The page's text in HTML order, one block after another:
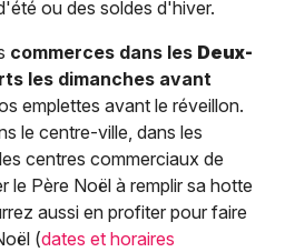
ou des soldes d'hiver.
commerces dans les Deux-
les dimanches avant
emplettes avant le réveillon.
le centre-ville, dans les
centres commerciaux de
le Père Noël à remplir sa hotte
aussi en profiter pour faire
(dates et horaires